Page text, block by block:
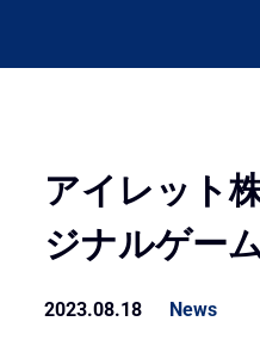
アイレット
ジナルゲー
2023.08.18 News